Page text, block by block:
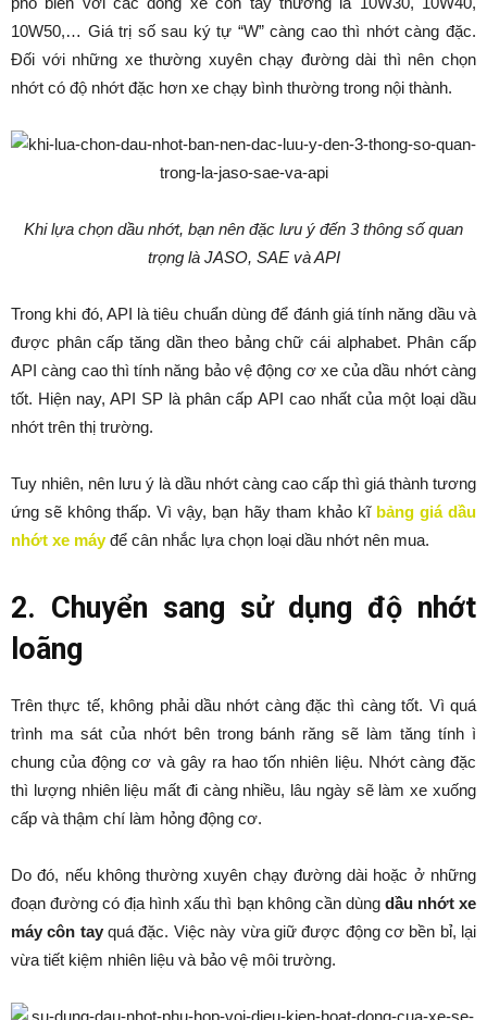
10W50,… Giá trị số sau ký tự “W” càng cao thì nhớt càng đặc.
Đối với những xe thường xuyên chạy đường dài thì nên chọn
nhớt có độ nhớt đặc hơn xe chạy bình thường trong nội thành.
Khi lựa chọn dầu nhớt, bạn nên đặc lưu ý đến 3 thông số quan
trọng là JASO, SAE và API
Trong khi đó, API là tiêu chuẩn dùng để đánh giá tính năng dầu và
được phân cấp tăng dần theo bảng chữ cái alphabet. Phân cấp
API càng cao thì tính năng bảo vệ động cơ xe của dầu nhớt càng
tốt. Hiện nay, API SP là phân cấp API cao nhất của một loại dầu
nhớt trên thị trường.
Tuy nhiên, nên lưu ý là dầu nhớt càng cao cấp thì giá thành tương
ứng sẽ không thấp. Vì vậy, bạn hãy tham khảo kĩ bảng giá dầu
nhớt xe máyđể cân nhắc lựa chọn loại dầu nhớt nên mua.
2. Chuyển sang sử dụng độ nhớt
loãng
Trên thực tế, không phải dầu nhớt càng đặc thì càng tốt. Vì quá
trình ma sát của nhớt bên trong bánh răng sẽ làm tăng tính ì
chung của động cơ và gây ra hao tốn nhiên liệu. Nhớt càng đặc
thì lượng nhiên liệu mất đi càng nhiều, lâu ngày sẽ làm xe xuống
cấp và thậm chí làm hỏng động cơ.
Do đó, nếu không thường xuyên chạy đường dài hoặc ở những
đoạn đường có địa hình xấu thì bạn không cần dùng dầu nhớt xe
máy côn tayquá đặc. Việc này vừa giữ được động cơ bền bỉ, lại
vừa tiết kiệm nhiên liệu và bảo vệ môi trường.